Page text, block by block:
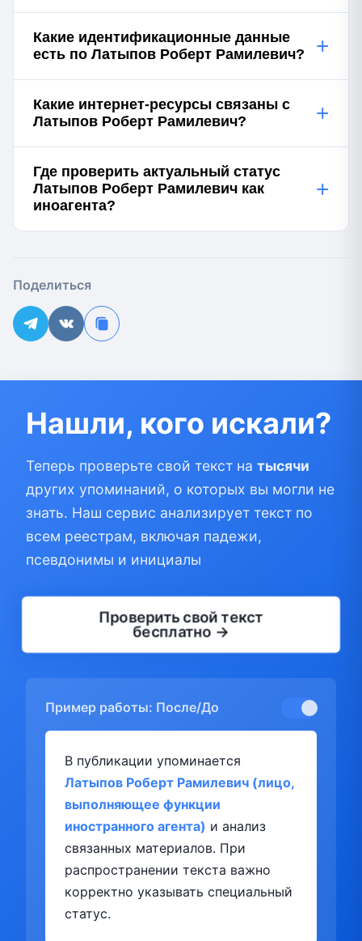
Какие идентификационные данные
есть по Латыпов Роберт Рамилевич?
+
Какие интернет-ресурсы связаны с
Латыпов Роберт Рамилевич?
+
Где проверить актуальный статус
Латыпов Роберт Рамилевич как
иноагента?
+
Поделиться
Нашли, кого искали?
Теперь проверьте свой текст на тысячи
других упоминаний, о которых вы могли не
знать. Наш сервис анализирует текст по
всем реестрам, включая падежи,
псевдонимы и инициалы
Проверить свой текст
бесплатно →
Пример работы: После/До
В публикации упоминается
Латыпов Роберт Рамилевич (лицо,
выполняющее функции
иностранного агента) и анализ
связанных материалов. При
распространении текста важно
корректно указывать специальный
статус.